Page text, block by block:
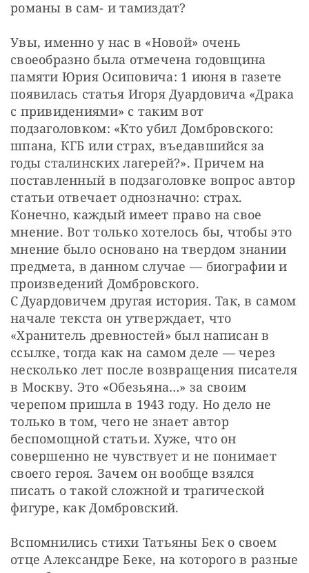
романы в сам- и тамиздат?
Увы, именно у нас в «Новой» очень
своеобразно была отмечена годовщина
памяти Юрия Осиповича: 1 июня в газете
появилась статья Игоря Дуардовича «Драка
с привидениями» с таким вот
подзаголовком: «Кто убил Домбровского:
шпана, КГБ или страх, въедавшийся за
годы сталинских лагерей?». Причем на
поставленный в подзаголовке вопрос автор
статьи отвечает однозначно: страх.
Конечно, каждый имеет право на свое
мнение. Вот только хотелось бы, чтобы это
мнение было основано на твердом знании
предмета, в данном случае — ​биографии и
произведений Домбровского.
С Дуардовичем другая история. Так, в самом
начале текста он утверждает, что
«Хранитель древностей» был написан в
ссылке, тогда как на самом деле — ​через
несколько лет после возвращения писателя
в Москву. Это «Обезьяна…» за своим
черепом пришла в 1943 году. Но дело не
только в том, чего не знает автор
беспомощной статьи. Хуже, что он
совершенно не чувствует и не понимает
своего героя. Зачем он вообще взялся
писать о такой сложной и трагической
фигуре, как Домбровский.
Вспомнились стихи Татьяны Бек о своем
отце Александре Беке, на которого в разные